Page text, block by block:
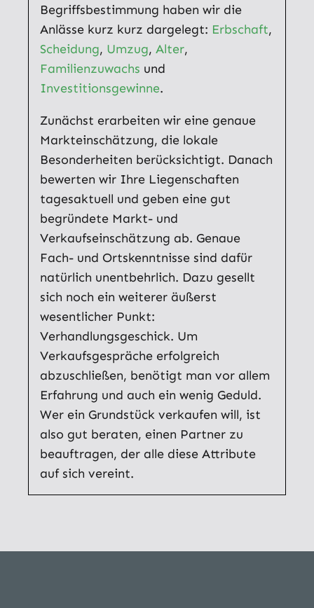
Begriffsbestimmung haben wir die
Anlässe kurz kurz dargelegt: Erbschaft,
Scheidung, Umzug,Alter,
Familienzuwachs und
Investitionsgewinne.
Zunächst erarbeiten wir eine genaue
Markteinschätzung, die lokale
Besonderheiten berücksichtigt. Danach
bewerten wir Ihre Liegenschaften
tagesaktuell und geben eine gut
begründete Markt- und
Verkaufseinschätzung ab. Genaue
Fach- und Ortskenntnisse sind dafür
natürlich unentbehrlich. Dazu gesellt
sich noch ein weiterer äußerst
wesentlicher Punkt:
Verhandlungsgeschick. Um
Verkaufsgespräche erfolgreich
abzuschließen, benötigt man vor allem
Erfahrung und auch ein wenig Geduld.
Wer ein Grundstück verkaufen will, ist
also gut beraten, einen Partner zu
beauftragen, der alle diese Attribute
auf sich vereint.